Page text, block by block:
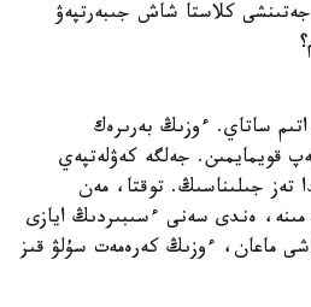
كلاستا شاش جىبەرتپەۋ
ساتاي. ءوزىڭ بەرىرەك
قويمايمىن. جەلگە كەۋلەتپەي
تەز جىلىناسىڭ. توقتا، مەن
ەندى سەنى ءسىبىردىڭ ايازى
ماعان، ءوزىڭ كەرەمەت سۇلۋ قىز